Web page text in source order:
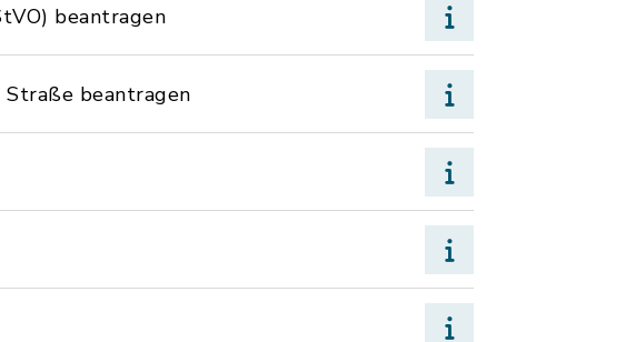
beantragen
beantragen